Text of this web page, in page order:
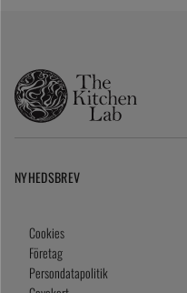
NYHEDSBREV
Cookies
Företag
Persondatapolitik